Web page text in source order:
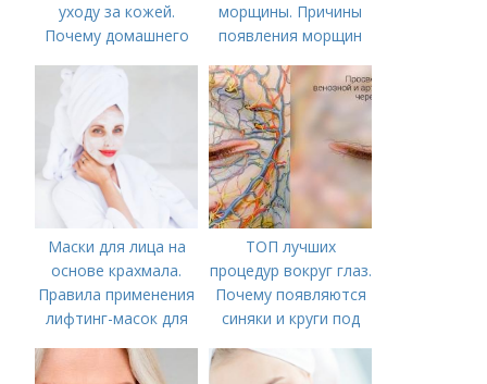
уходу за кожей.
Почему домашнего
морщины. Причины
появления морщин
Маски для лица на
основе крахмала.
Правила применения
лифтинг-масок для
ТОП лучших
процедур вокруг глаз.
Почему появляются
синяки и круги под